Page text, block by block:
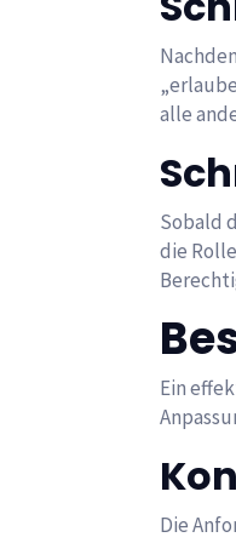
alle
Sobald
die
Ein
Die